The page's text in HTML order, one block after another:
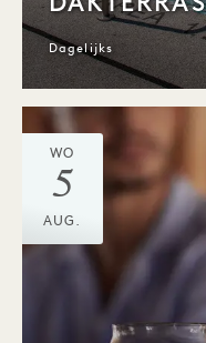
Dagelijks
WO
5
AUG.